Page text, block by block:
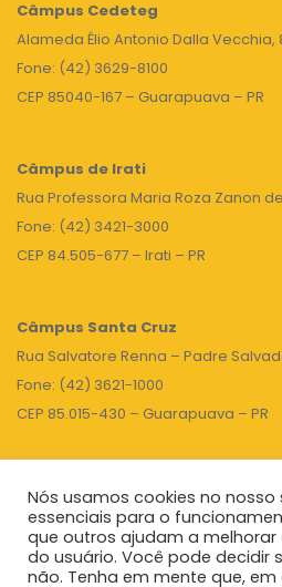
Câmpus Cedeteg
Alameda Élio Antonio Dalla Vecchia,
Fone: (42) 3629-8100
CEP 85040-167 – Guarapuava – PR
Câmpus de Irati
Rua Professora Maria Roza Zanon
Fone: (42) 3421-3000
CEP 84.505-677 – Irati – PR
Câmpus Santa Cruz
Rua Salvatore Renna – Padre
Fone: (42) 3621-1000
CEP 85.015-430 – Guarapuava – PR
TOPO
Unicentro |Governo do Paraná
Nós usamos cookies no nosso
essenciais para o
que outros ajudam a melhorar
do usuário. Você pode decidir
não. Tenha em mente que,